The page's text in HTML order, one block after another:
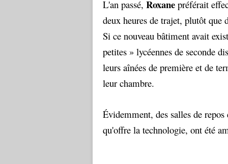
L'an passé, Roxane préférait
deux heures de trajet, plutôt
Si ce nouveau bâtiment avait
petites » lycéennes de seconde
leurs aînées de première et de
leur chambre.
Évidemment, des salles de
qu'offre la technologie, ont été